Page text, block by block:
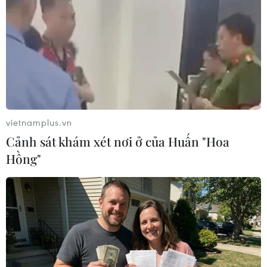
đầu tích cực, đúng hướng về đổi mới sáng tạo và
khởi nghiệp để hỗ trợ phát triển 3 Trung tâm hỗ
trợ về đổi mới sáng tạo và khởi nghiệp tại 3
trường đại học, phát triển hệ sinh thái khởi
nghiệp, đổi mới sáng tạo của ngành giáo dục,
báo cáo Thủ tướng Chính phủ trong quý 1/2020.
Đồng thời, nghiên cứu, đề xuất giải pháp
khuyến khích khởi nghiệp sáng tạo trong các cơ
sở giáo dục đại học, giải pháp kết nối các trường
đại học với các doanh nghiệp khởi nghiệp sáng
tạo, báo cáo Thủ tướng Chính phủ trong quý 1
năm 2020.
Bộ Giáo dục và Đào tạo nghiên cứu, đề xuất giải
pháp liên quan đến việc phát triển các doanh
nghiệp trong các trường đại học, thúc đẩy khởi
vietnamplus.vn
Cảnh sát khám xét nơi ở của Huấn "Hoa
Hồng"